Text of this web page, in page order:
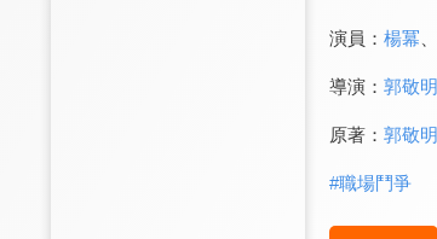
演員： 楊冪
導演： 郭敬明
原著： 郭敬明
#職場鬥爭